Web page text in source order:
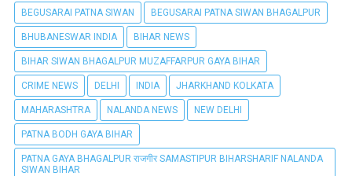
BEGUSARAI PATNA SIWAN BEGUSARAI PATNA SIWAN BHAGALPUR
BHUBANESWAR INDIA BIHAR NEWS
BIHAR SIWAN BHAGALPUR MUZAFFARPUR GAYA BIHAR
CRIME NEWS DELHI INDIA JHARKHAND KOLKATA
MAHARASHTRA NALANDA NEWS NEW DELHI
PATNA BODH GAYA BIHAR
PATNA GAYA BHAGALPUR राजगीर SAMASTIPUR BIHARSHARIF NALANDA
SIWAN BIHAR